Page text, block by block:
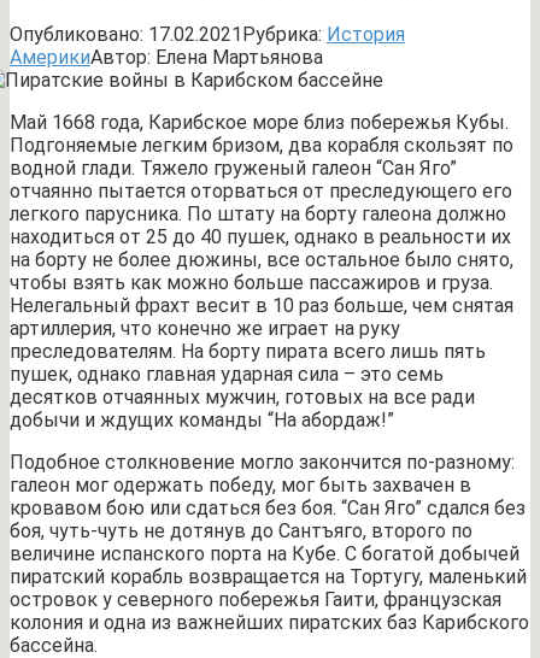
Опубликовано: 17.02.2021Рубрика: История
АмерикиАвтор: Елена Мартьянова
Май 1668 года, Карибское море близ побережья Кубы.
Подгоняемые легким бризом, два корабля скользят по
водной глади. Тяжело груженый галеон “Сан Яго”
отчаянно пытается оторваться от преследующего его
легкого парусника. По штату на борту галеона должно
находиться от 25 до 40 пушек, однако в реальности их
на борту не более дюжины, все остальное было снято,
чтобы взять как можно больше пассажиров и груза.
Нелегальный фрахт весит в 10 раз больше, чем снятая
артиллерия, что конечно же играет на руку
преследователям. На борту пирата всего лишь пять
пушек, однако главная ударная сила – это семь
десятков отчаянных мужчин, готовых на все ради
добычи и ждущих команды “На абордаж!”
Подобное столкновение могло закончится по-разному:
галеон мог одержать победу, мог быть захвачен в
кровавом бою или сдаться без боя. “Сан Яго” сдался без
боя, чуть-чуть не дотянув до Сантъяго, второго по
величине испанского порта на Кубе. С богатой добычей
пиратский корабль возвращается на Тортугу, маленький
островок у северного побережья Гаити, французская
колония и одна из важнейших пиратских баз Карибского
бассейна.